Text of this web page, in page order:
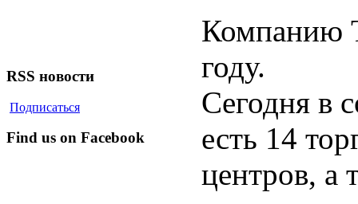
RSS новости
Подписаться
Find us on Facebook
Компанию
году.
Сегодня в
есть 14
центров, а